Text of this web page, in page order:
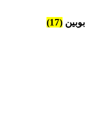
بوبین (17)